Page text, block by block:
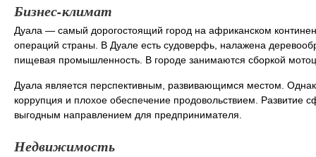
Бизнес-климат
Дуала — самый дорогостоящий город на африканском
операций страны. В Дуале есть судоверфь, налажена
пищевая промышленность. В городе занимаются сборкой
Дуала является перспективным, развивающимся местом.
коррупция и плохое обеспечение продовольствием. Развитие
выгодным направлением для предпринимателя.
Недвижимость